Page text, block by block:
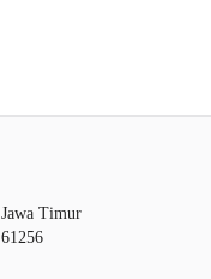
Jawa Timur
61256